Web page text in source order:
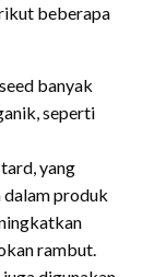
beberapa
banyak
seperti
yang
produk
rambut.